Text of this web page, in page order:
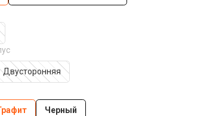
Двусторонняя
Черный